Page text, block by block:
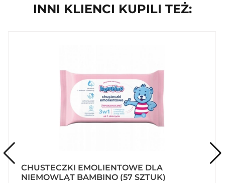
INNI KLIENCI KUPILI TEŻ:
CHUSTECZKI EMOLIENTOWE DLA
NIEMOWLĄT BAMBINO (57 SZTUK)